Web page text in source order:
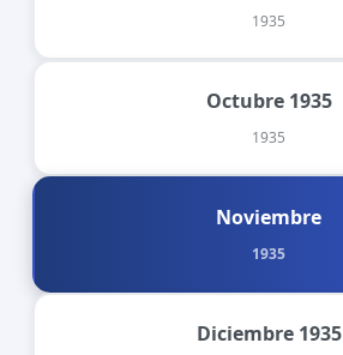
1935
Octubre 1935
1935
Noviembre
1935
Diciembre 1935